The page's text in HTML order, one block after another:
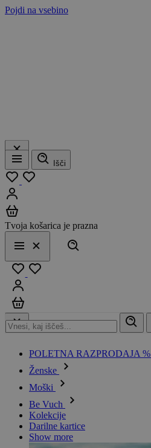
Pojdi na vsebino
Meni
Išči
Tvoja košarica je prazna
Meni
Zapri
POLETNA RAZPRODAJA %
Ženske
Moški
Be Vuch
Kolekcije
Darilne kartice
Show more